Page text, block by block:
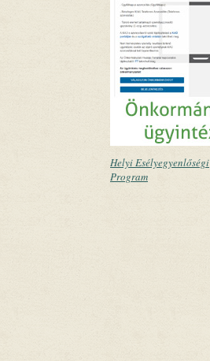
Helyi Esélyegyenlőségi
Program